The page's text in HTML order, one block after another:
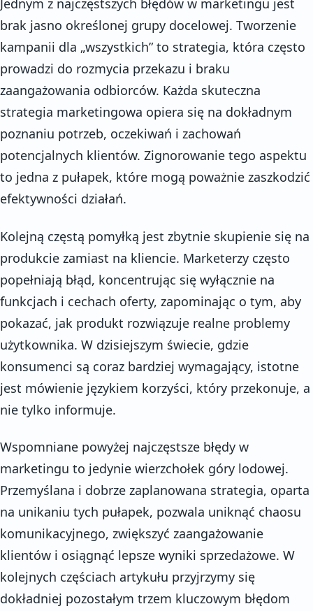
Jednym z najczęstszych błędów w marketingu jest
brak jasno określonej grupy docelowej. Tworzenie
kampanii dla „wszystkich” to strategia, która często
prowadzi do rozmycia przekazu i braku
zaangażowania odbiorców. Każda skuteczna
strategia marketingowa opiera się na dokładnym
poznaniu potrzeb, oczekiwań i zachowań
potencjalnych klientów. Zignorowanie tego aspektu
to jedna z pułapek, które mogą poważnie zaszkodzić
efektywności działań.
Kolejną częstą pomyłką jest zbytnie skupienie się na
produkcie zamiast na kliencie. Marketerzy często
popełniają błąd, koncentrując się wyłącznie na
funkcjach i cechach oferty, zapominając o tym, aby
pokazać, jak produkt rozwiązuje realne problemy
użytkownika. W dzisiejszym świecie, gdzie
konsumenci są coraz bardziej wymagający, istotne
jest mówienie językiem korzyści, który przekonuje, a
nie tylko informuje.
Wspomniane powyżej najczęstsze błędy w
marketingu to jedynie wierzchołek góry lodowej.
Przemyślana i dobrze zaplanowana strategia, oparta
na unikaniu tych pułapek, pozwala uniknąć chaosu
komunikacyjnego, zwiększyć zaangażowanie
klientów i osiągnąć lepsze wyniki sprzedażowe. W
kolejnych częściach artykułu przyjrzymy się
dokładniej pozostałym trzem kluczowym błędom